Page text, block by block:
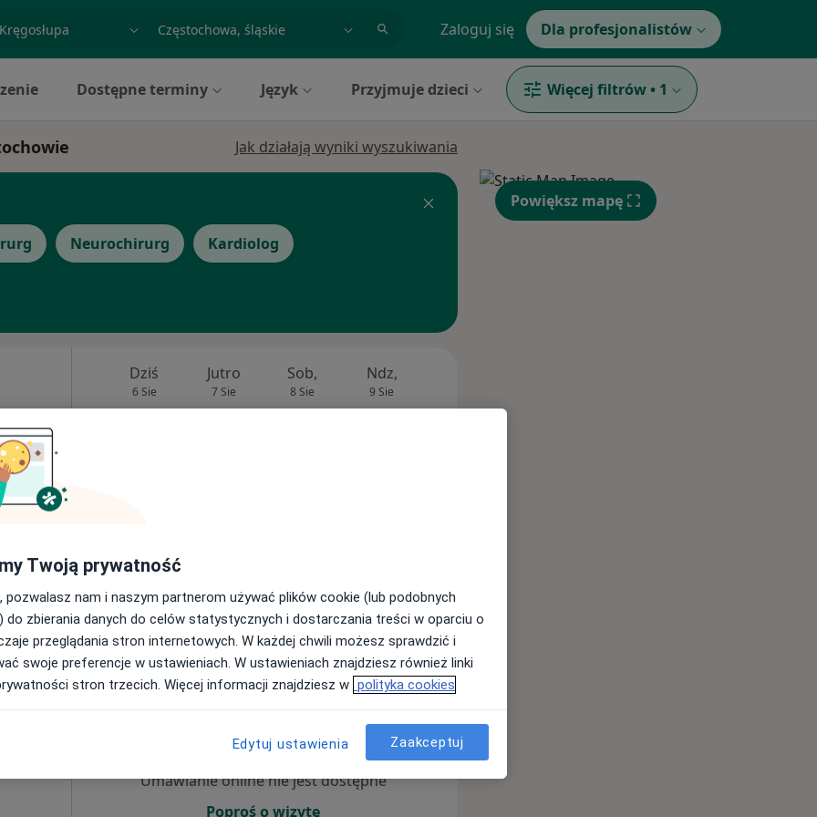
miasto lub dzielnica Zaloguj się Dla profesjonalistów
Dostępne terminy Język Przyjmuje dzieci Więcej filtrów • 1
Jak działają wyniki wyszukiwania
Neurochirurg Kardiolog
(kolejna wizyta) 180 zł
Dziś
6 Sie
Jutro
7 Sie
Sob,
8 Sie
Ndz,
9 Sie
Sob, Ndz, Pon,
Umawianie online nie jest dostępne
Poproś o wizytę
Powiększ mapę
Twoją prywatność
pozwalasz nam i naszym partnerom używać plików cookie (lub podobnych
do zbierania danych do celów statystycznych i dostarczania treści w oparciu o
przeglądania stron internetowych. W każdej chwili możesz sprawdzić i
swoje preferencje w ustawieniach. W ustawieniach znajdziesz również linki
stron trzecich. Więcej informacji znajdziesz w polityka cookies
Edytuj ustawienia Zaakceptuj